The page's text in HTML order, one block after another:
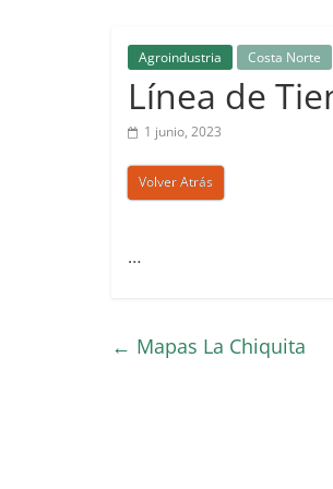
Ecuador
Agroindustria Costa Norte
Línea de
1 junio, 2023
Volver Atrás
…
← Mapas La Chiquita